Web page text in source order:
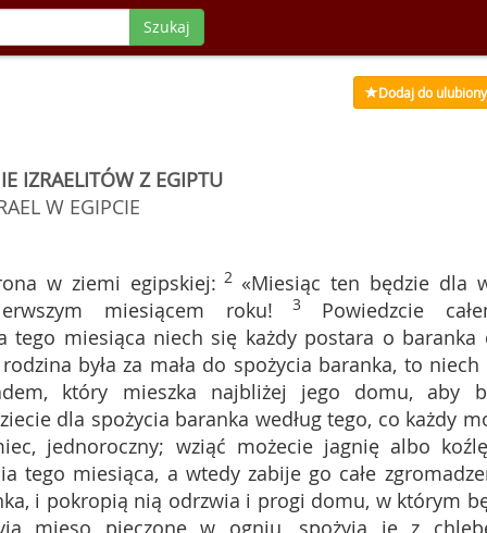
Szukaj
Dodaj do
IZRAELITÓW Z EGIPTU
W EGIPCIE
w ziemi egipskiej: 2 «Miesiąc ten będzie dla
miesiącem roku! 3 Powiedzcie
tego miesiąca niech się każdy postara o baranka
była za mała do spożycia baranka, to niech
który mieszka najbliżej jego domu, aby
dla spożycia baranka według tego, co każdy
jednoroczny; wziąć możecie jagnię albo
tego miesiąca, a wtedy zabije go całe
i pokropią nią odrzwia i progi domu, w którym
mięso pieczone w ogniu, spożyją je z